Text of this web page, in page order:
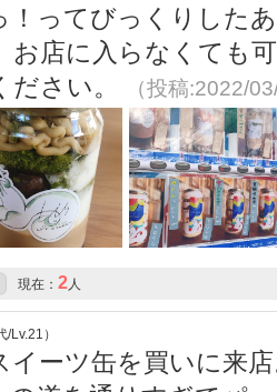
！ってびっくりした
お店に入らなくても
ださい。
（投稿:2022/
現在： 2人
Lv.21）
イーツ缶を買いに来